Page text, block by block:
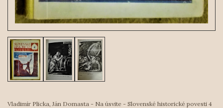
Vladimír Plicka, Ján Domasta - Na úsvite - Slovenské historické povesti 4